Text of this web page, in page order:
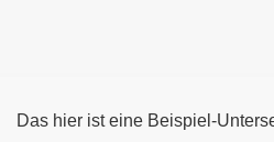
Das hier ist eine Beispiel-